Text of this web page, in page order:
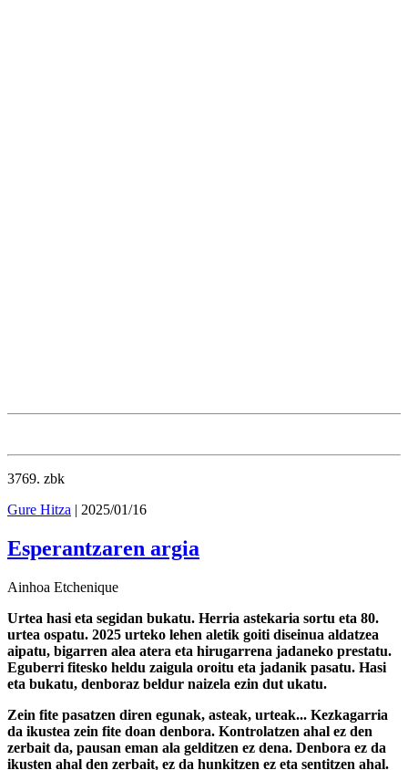
3769. zbk
Gure Hitza | 2025/01/16
Esperantzaren argia
Ainhoa Etchenique
Urtea hasi eta segidan bukatu. Herria astekaria sortu eta 80.
urtea ospatu. 2025 urteko lehen aletik goiti diseinua aldatzea
aipatu, bigarren alea atera eta hirugarrena jadaneko prestatu.
Eguberri fitesko heldu zaigula oroitu eta jadanik pasatu. Hasi
eta bukatu, denboraz beldur naizela ezin dut ukatu.
Zein fite pasatzen diren egunak, asteak, urteak... Kezkagarria
da ikustea zein fite doan denbora. Kontrolatzen ahal ez den
zerbait da, pausan eman ala gelditzen ez dena. Denbora ez da
ikusten ahal den zerbait, ez da hunkitzen ez eta sentitzen ahal.